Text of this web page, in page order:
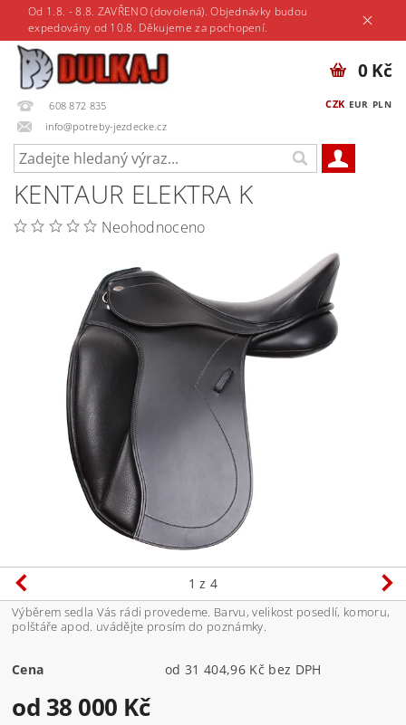
Od 1.8. - 8.8. ZAVŘENO (dovolená). Objednávky budou
expedovány od 10.8. Děkujeme za pochopení.
608 872 835
info@potreby-jezdecke.cz
CZK EUR PLN
0 Kč
KENTAUR ELEKTRA K
Neohodnoceno
1 z 4
Výběrem sedla Vás rádi provedeme. Barvu, velikost posedlí, komoru,
polštáře apod. uvádějte prosím do poznámky.
Cena od 31 404,96 Kč bez DPH
od 38 000 Kč